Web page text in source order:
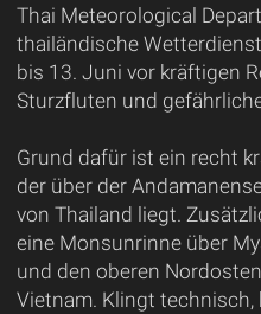
Thai Meteorological
thailändische
bis 13. Juni vor kräftigen
Sturzfluten und
Grund dafür ist ein recht
der über der
von Thailand liegt.
eine Monsunrinne über
und den oberen
Vietnam. Klingt technisch,